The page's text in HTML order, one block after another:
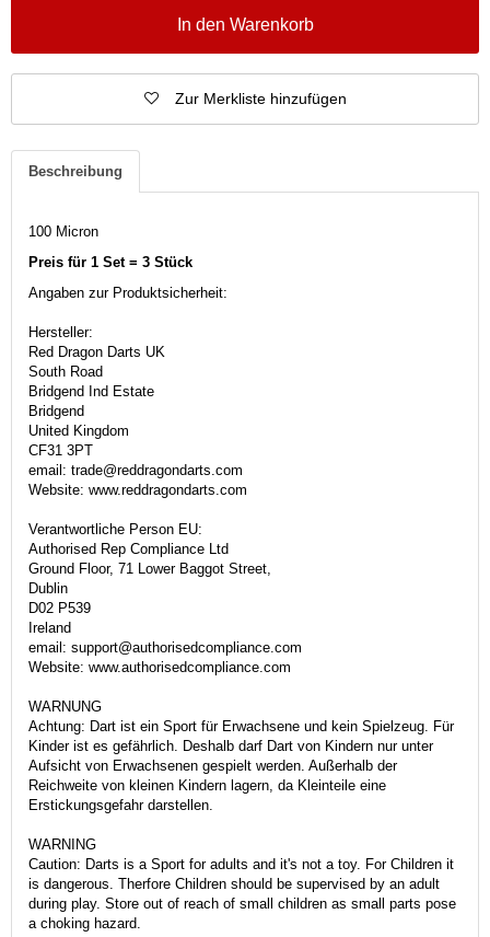
In den Warenkorb
Zur Merkliste hinzufügen
Beschreibung
100 Micron
Preis für 1 Set = 3 Stück
Angaben zur Produktsicherheit:
Hersteller:
Red Dragon Darts UK
South Road
Bridgend Ind Estate
Bridgend
United Kingdom
CF31 3PT
email: trade@reddragondarts.com
Website: www.reddragondarts.com
Verantwortliche Person EU:
Authorised Rep Compliance Ltd
Ground Floor, 71 Lower Baggot Street,
Dublin
D02 P539
Ireland
email: support@authorisedcompliance.com
Website: www.authorisedcompliance.com
WARNUNG
Achtung: Dart ist ein Sport für Erwachsene und kein Spielzeug. Für
Kinder ist es gefährlich. Deshalb darf Dart von Kindern nur unter
Aufsicht von Erwachsenen gespielt werden. Außerhalb der
Reichweite von kleinen Kindern lagern, da Kleinteile eine
Erstickungsgefahr darstellen.
WARNING
Caution: Darts is a Sport for adults and it's not a toy. For Children it
is dangerous. Therfore Children should be supervised by an adult
during play. Store out of reach of small children as small parts pose
a choking hazard.